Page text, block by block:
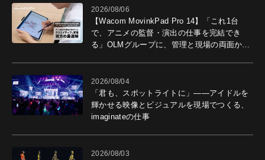
2026/08/06
【Wacom MovinkPad Pro 14】「これ1台
で、アニメの監督・演出の仕事を完結でき
る」OLMグループに、管理と現場の両面から
2026/08/04
「君も、スポットライトに」――アイドルを
輝かせる映像とビジュアルを現場でつくる、
imaginateの仕事
2026/08/03